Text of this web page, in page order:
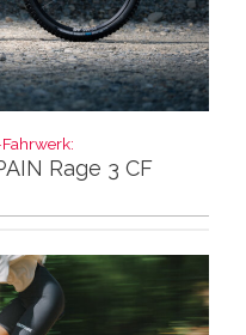
Rage 3 CF